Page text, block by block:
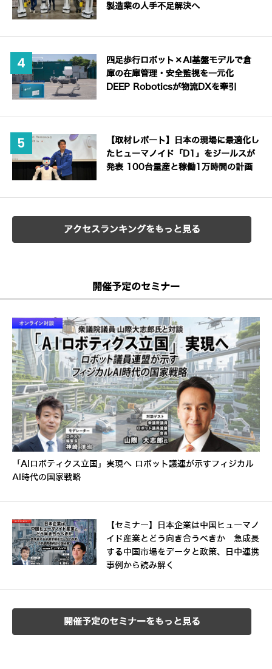
製造業の人手不足解決へ
四足歩行ロボット×AI基盤モデルで倉
庫の在庫管理・安全監視を一元化
DEEP Roboticsが物流DXを牽引
【取材レポート】日本の現場に最適化し
たヒューマノイド「D1」をジールスが
発表 100台量産と稼働1万時間の計画
アクセスランキングをもっと見る
開催予定のセミナー
「AIロボティクス立国」実現へ ロボット議連が示すフィジカル
AI時代の国家戦略
【セミナー】日本企業は中国ヒューマノ
イド産業とどう向き合うべきか 急成長
する中国市場をデータと政策、日中連携
事例から読み解く
開催予定のセミナーをもっと見る